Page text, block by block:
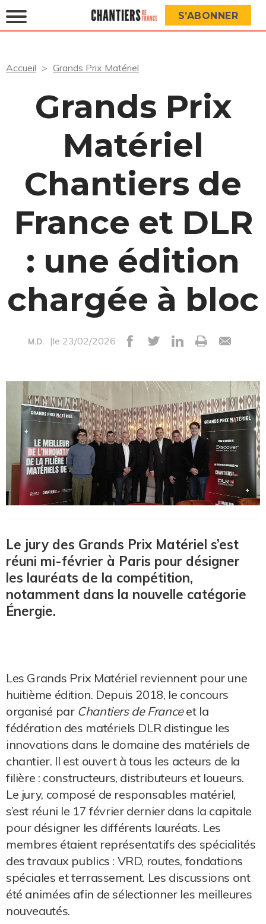
S’ABONNER
Accueil Grands Prix Matériel
Grands Prix
Matériel
Chantiers de
France et DLR
: une édition
chargée à bloc
M.D. |le 23/02/2026
Le jury des Grands Prix Matériel s’est
réuni mi-février à Paris pour désigner
les lauréats de la compétition,
notamment dans la nouvelle catégorie
Énergie.
Les Grands Prix Matériel reviennent pour une
huitième édition. Depuis 2018, le concours
organisé par Chantiers de Franceet la
fédération des matériels DLR distingue les
innovations dans le domaine des matériels de
chantier. Il est ouvert à tous les acteurs de la
filière : constructeurs, distributeurs et loueurs.
Le jury, composé de responsables matériel,
s’est réuni le 17 février dernier dans la capitale
pour désigner les différents lauréats. Les
membres étaient représentatifs des spécialités
des travaux publics : VRD, routes, fondations
spéciales et terrassement. Les discussions ont
été animées afin de sélectionner les meilleures
nouveautés.